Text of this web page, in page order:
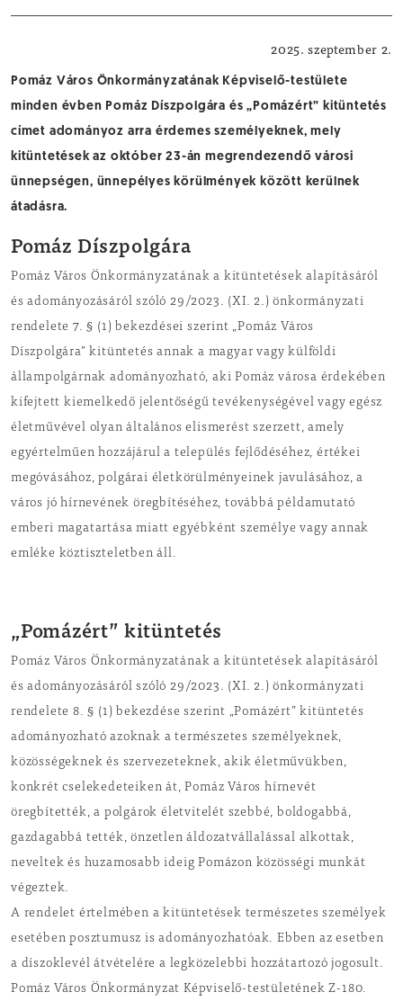
2025. szeptember 2.
Pomáz Város Önkormányzatának Képviselő-testülete
minden évben Pomáz Díszpolgára és „Pomázért” kitüntetés
címet adományoz arra érdemes személyeknek, mely
kitüntetések az október 23-án megrendezendő városi
ünnepségen, ünnepélyes körülmények között kerülnek
átadásra.
Pomáz Díszpolgára
Pomáz Város Önkormányzatának a kitüntetések alapításáról
és adományozásáról szóló 29/2023. (XI. 2.) önkormányzati
rendelete 7. § (1) bekezdései szerint „Pomáz Város
Díszpolgára” kitüntetés annak a magyar vagy külföldi
állampolgárnak adományozható, aki Pomáz városa érdekében
kifejtett kiemelkedő jelentőségű tevékenységével vagy egész
életművével olyan általános elismerést szerzett, amely
egyértelműen hozzájárul a település fejlődéséhez, értékei
megóvásához, polgárai életkörülményeinek javulásához, a
város jó hírnevének öregbítéséhez, továbbá példamutató
emberi magatartása miatt egyébként személye vagy annak
emléke köztiszteletben áll.
„Pomázért” kitüntetés
Pomáz Város Önkormányzatának a kitüntetések alapításáról
és adományozásáról szóló 29/2023. (XI. 2.) önkormányzati
rendelete 8. § (1) bekezdése szerint „Pomázért” kitüntetés
adományozható azoknak a természetes személyeknek,
közösségeknek és szervezeteknek, akik életművükben,
konkrét cselekedeteiken át, Pomáz Város hírnevét
öregbítették, a polgárok életvitelét szebbé, boldogabbá,
gazdagabbá tették, önzetlen áldozatvállalással alkottak,
neveltek és huzamosabb ideig Pomázon közösségi munkát
végeztek.
A rendelet értelmében a kitüntetések természetes személyek
esetében posztumusz is adományozhatóak. Ebben az esetben
a díszoklevél átvételére a legközelebbi hozzátartozó jogosult.
Pomáz Város Önkormányzat Képviselő-testületének Z-180.